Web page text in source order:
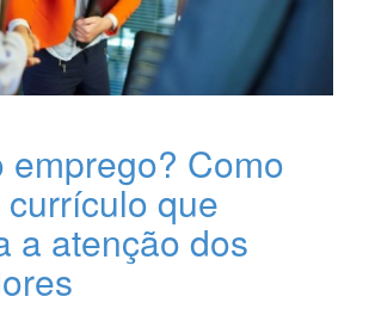
emprego? Como
que
a atenção dos